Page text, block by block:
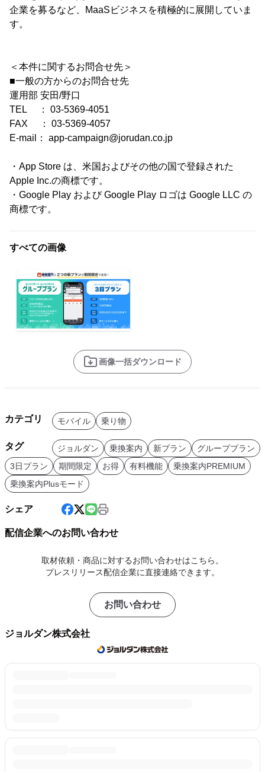
企業を募るなど、MaaSビジネスを積極的に展開していま
す。
＜本件に関するお問合せ先＞
■一般の方からのお問合せ先
運用部 安田/野口
TEL ： 03-5369-4051
FAX ： 03-5369-4057
E-mail： app-campaign@jorudan.co.jp
・App Store は、米国およびその他の国で登録された
Apple Inc.の商標です。
・Google Play および Google Play ロゴは Google LLC の
商標です。
すべての画像
画像一括ダウンロード
カテゴリ モバイル 乗り物
タグ ジョルダン 乗換案内 新プラン
グループプラン
3日プラン
期間限定 お得 有料機能
乗換案内PREMIUM
乗換案内Plusモード
シェア
配信企業へのお問い合わせ
取材依頼・商品に対するお問い合わせはこちら。
プレスリリース配信企業に直接連絡できます。
お問い合わせ
ジョルダン株式会社